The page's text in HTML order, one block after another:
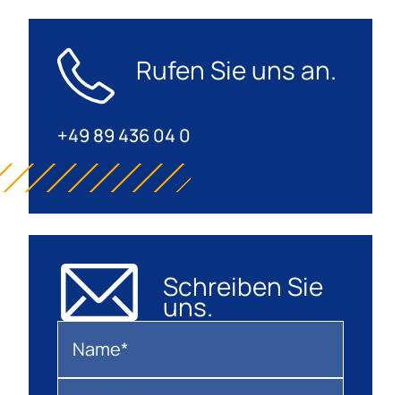
Rufen Sie uns an.
+49 89 436 04 0
Schreiben Sie
uns.